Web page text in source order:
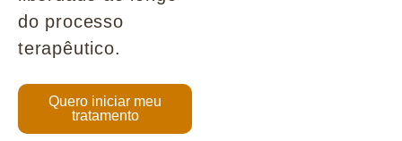
do processo
terapêutico.
Quero iniciar meu
tratamento